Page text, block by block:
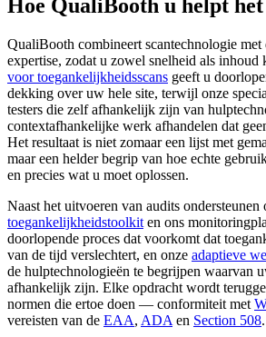
Hoe QualiBooth u helpt het
QualiBooth combineert scantechnologie met
expertise, zodat u zowel snelheid als inhoud
voor toegankelijkheidsscans geeft u
dekking over uw hele site, terwijl onze
testers die zelf afhankelijk zijn van
contextafhankelijke werk afhandelen dat
Het resultaat is niet zomaar een lijst met
maar een helder begrip van hoe echte
en precies wat u moet oplossen.
Naast het uitvoeren van audits ondersteunen
toegankelijkheidstoolkit en ons
doorlopende proces dat voorkomt dat
van de tijd verslechtert, en onze adaptieve
de hulptechnologieën te begrijpen waarvan
afhankelijk zijn. Elke opdracht wordt
normen die ertoe doen — conformiteit met
vereisten van de EAA, ADA en Section 508.